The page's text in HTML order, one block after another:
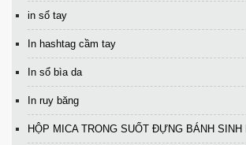
in sổ tay
In hashtag cầm tay
In sổ bìa da
In ruy băng
HỘP MICA TRONG SUỐT ĐỰNG BÁNH SINH